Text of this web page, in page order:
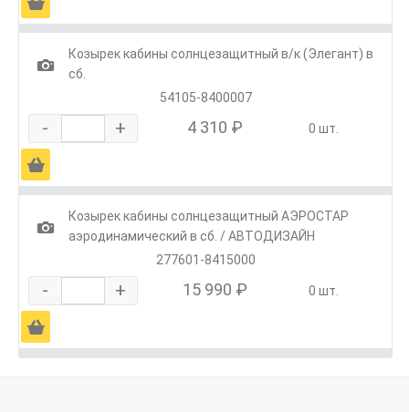
1
Козырек кабины солнцезащитный в/к (Элегант) в
сб.
54105-8400007
- + 4 310 ₽ 0 шт.
Ä
1
Козырек кабины солнцезащитный АЭРОСТАР
аэродинамический в сб. / АВТОДИЗАЙН
277601-8415000
- + 15 990 ₽ 0 шт.
Ä